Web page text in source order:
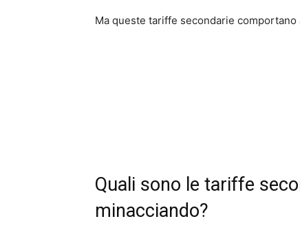
Ma queste tariffe secondarie
Quali sono le tariffe
minacciando?